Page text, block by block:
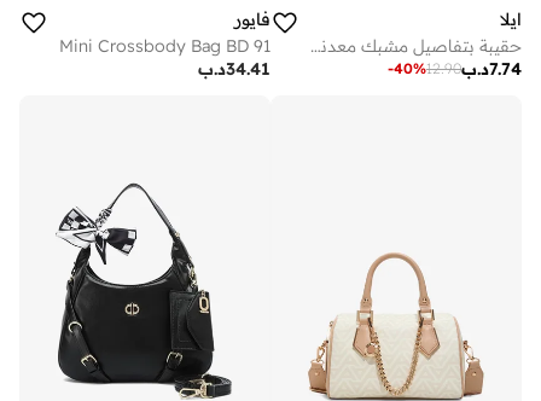
ايلا
حقيبة بتفاصيل مشبك معدني بتصميم شرقي غربي
د.ب7.74
12.90
-40%
فايور
Mini Crossbody Bag BD 91
د.ب34.41